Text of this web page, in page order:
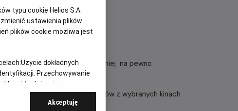
Anglia - Argentyna.
świata dobiega końca. Ten turniej na pewno
tych sportowych.
się podczas transmisji meczów z wybranych kinach
typu cookie Helios S.A.
ustawienia plików
plików cookie możliwa jest
Użycie dokładnych
Przechowywanie
i treści, opinie
Akceptuję